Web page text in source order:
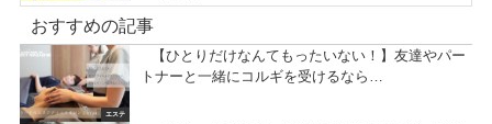
おすすめの記事
エステ
【ひとりだけなんてもったいない！】友達やパー
トナーと一緒にコルギを受けるなら…